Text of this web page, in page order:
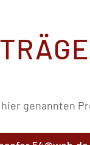
genannten